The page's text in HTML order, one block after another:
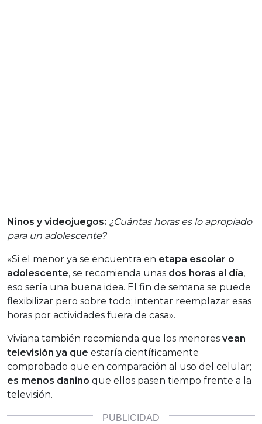
Niños y videojuegos: ¿Cuántas horas es lo apropiado
para un adolescente?
«Si el menor ya se encuentra en etapa escolar o
adolescente, se recomienda unas dos horas al día,
eso sería una buena idea. El fin de semana se puede
flexibilizar pero sobre todo; intentar reemplazar esas
horas por actividades fuera de casa».
Viviana también recomienda que los menores vean
televisión ya que estaría científicamente
comprobado que en comparación al uso del celular;
es menos dañino que ellos pasen tiempo frente a la
televisión.